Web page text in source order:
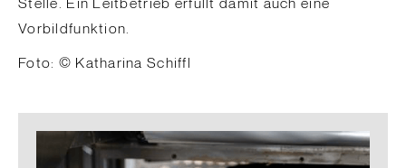
Stelle. Ein Leitbetrieb erfüllt damit auch eine
Vorbildfunktion.
Foto: © Katharina Schiffl